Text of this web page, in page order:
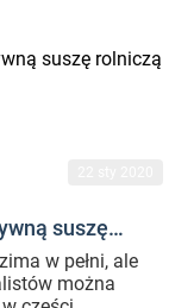
suszę
w pełni, ale
można